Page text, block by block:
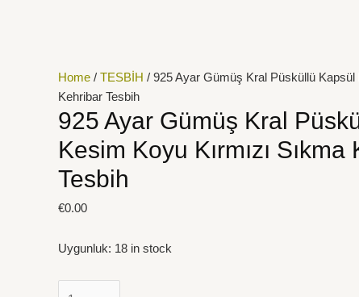
Home / TESBİH / 925 Ayar Gümüş Kral Püsküllü Kapsül
Kehribar Tesbih
925 Ayar Gümüş Kral
Kesim Koyu Kırmızı
Tesbih
€0.00
Uygunluk: 18 in stock
Püsküllü
Kapsül
Kesim
Koyu
Sıkma
Kehribar
quantity